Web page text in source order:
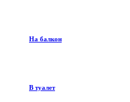
На балкон
В туалет